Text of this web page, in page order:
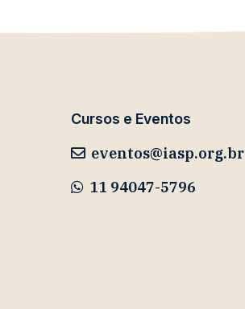
Cursos e Eventos
eventos@iasp.org.br
11 94047-5796